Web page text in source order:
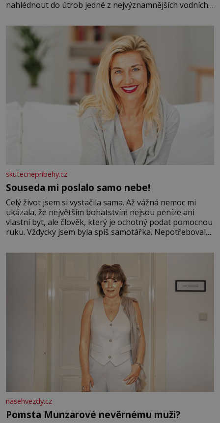
nahlédnout do útrob jedné z nejvýznamnějších vodních
se na koloběžce a den zakončit poznáváním památek ve
Velkých Losinách nebo v termálním
skutecnepribehy.cz
Souseda mi poslalo samo nebe!
Celý život jsem si vystačila sama. Až vážná nemoc mi
ukázala, že největším bohatstvím nejsou peníze ani
vlastní byt, ale člověk, který je ochotný podat pomocnou
ruku. Vždycky jsem byla spíš samotářka. Nepotřebovala
mi knihy, práce a hlavně klid. Hned po studiích jsem
nasehvezdy.cz
Pomsta Munzarové nevěrnému muži?